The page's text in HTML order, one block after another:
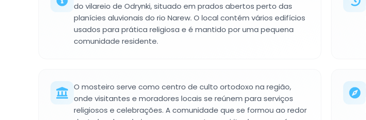
do vilareio de Odrynki, situado em prados abertos perto das
planícies aluvionais do rio Narew. O local contém vários edifícios
usados para prática religiosa e é mantido por uma pequena
comunidade residente.
O mosteiro serve como centro de culto ortodoxo na região,
onde visitantes e moradores locais se reúnem para serviços
religiosos e celebrações. A comunidade que se formou ao redor